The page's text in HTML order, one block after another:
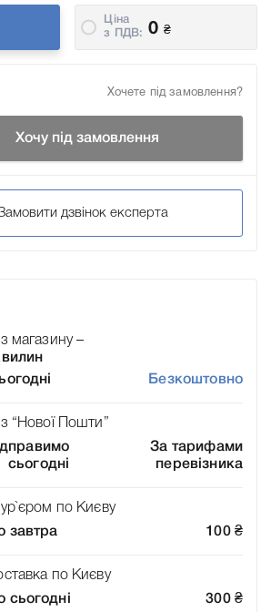
Ціна
з ПДВ:
0 ₴
Хочете під замовлення?
Хочу під замовлення
дзвінок експерта
магазину –
Безкоштовно
“Нової Пошти”
сьогодні
За тарифами
перевізника
по Києву
завтра
100 ₴
по Києву
сьогодні
300 ₴